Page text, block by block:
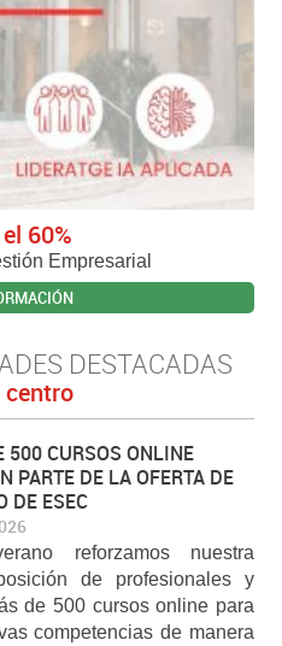
60%
Empresarial
DESTACADAS
500 CURSOS ONLINE
PARTE DE LA OFERTA DE
DE ESEC
reforzamos nuestra
de profesionales y
de 500 cursos online para
competencias de manera